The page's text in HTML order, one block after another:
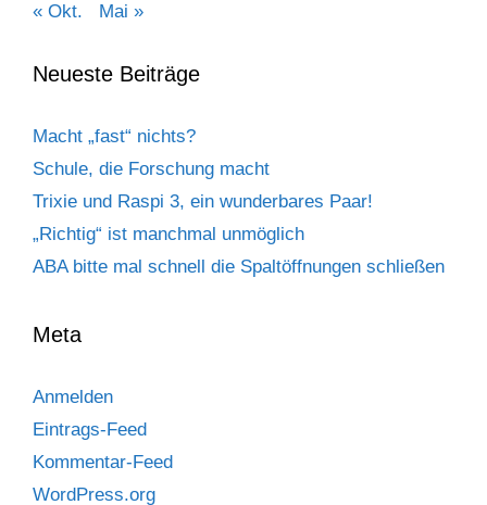
« Okt. Mai »
Neueste Beiträge
Macht „fast“ nichts?
Schule, die Forschung macht
Trixie und Raspi 3, ein wunderbares Paar!
„Richtig“ ist manchmal unmöglich
ABA bitte mal schnell die Spaltöffnungen schließen
Meta
Anmelden
Eintrags-Feed
Kommentar-Feed
WordPress.org